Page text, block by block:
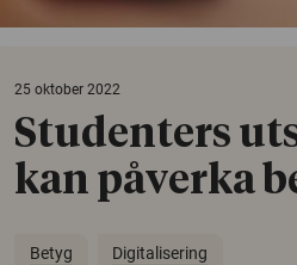
25 oktober 2022
Studenters
kan påverka
Betyg Digitalisering